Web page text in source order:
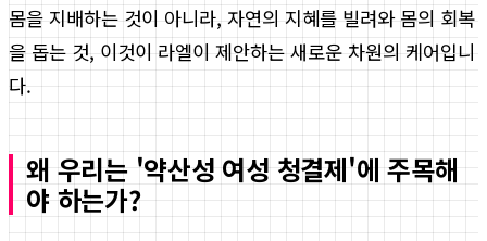
몸을 지배하는 것이 아니라, 자연의 지혜를 빌려와 몸의 회복
을 돕는 것, 이것이 라엘이 제안하는 새로운 차원의 케어입니
다.
왜 우리는 '약산성 여성 청결제'에 주목해
야 하는가?